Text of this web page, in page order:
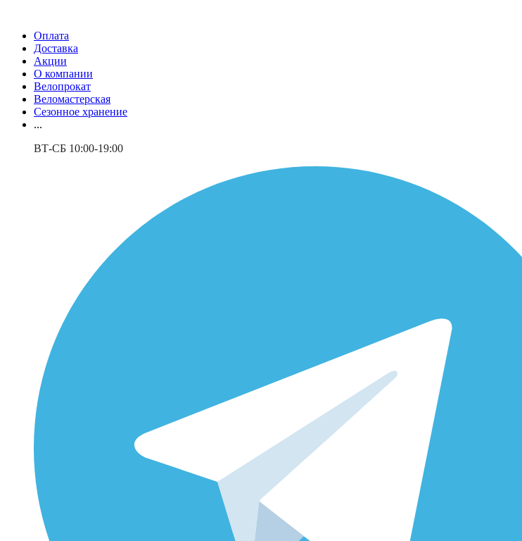
Оплата
Доставка
Акции
О компании
Велопрокат
Веломастерская
Сезонное хранение
...
ВТ-СБ 10:00-19:00